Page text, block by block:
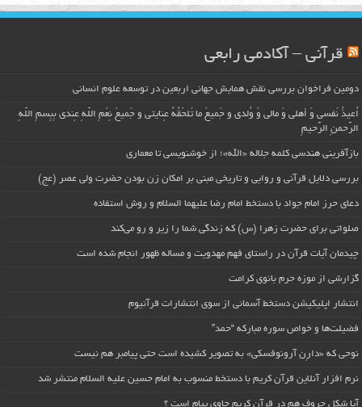
قرآنی – آکادمی رابعی
دومین فراخوان بررسی نقش همایش جهانی اربعین در توسعه علوم انسانی
اُعیذُ نَفسی وَ أهلی وَ مالی وَ وُلدی و جَمیعَ ما تَلحَقُهُ عِنایتی و جَمیعَ نِعَمِ اللّهِ عِندی بِبِسمِ اللّهِ
الرَّحمنِ الرَّحیمِ
بازآفرینی هندسی کلمه جلاله «الله»؛ از خوشنویسی تا معماری
بررسی دلایل قرآنی و روایی و تاریخی مبنی بر امکان زن بودن حضرت ولی عصر (عج)
دعای حرز امام جواد با دستخط امام رضا علیهما السلام و روش استفاده
صلواتی برای حضرت زهرا (س) که زندگی شما را زیر و رو می‌کند
چیدمان آیات قرآن در راستای فهم مهدویت و مساله ظهور انجام شده است
گزارشی از موزه حرم بانوی کرامت
انتشار اپلیکیشن دستخط آسمانی از سوی انتشارات قرآنیوم
فضیلت‌ها و خواص سوره مبارکه “حمد”
نوحی که «دارِن آرونوفسکی» به تصویر کشیده است حتی پیامبر هم نیست
نرم افزار آنلاین قرآن کریم با دستخط منسوب به امام حسین علیه السلام منتشر شد
آیا شکل حروف هم در قرآن کریم حاوی پیام است ؟